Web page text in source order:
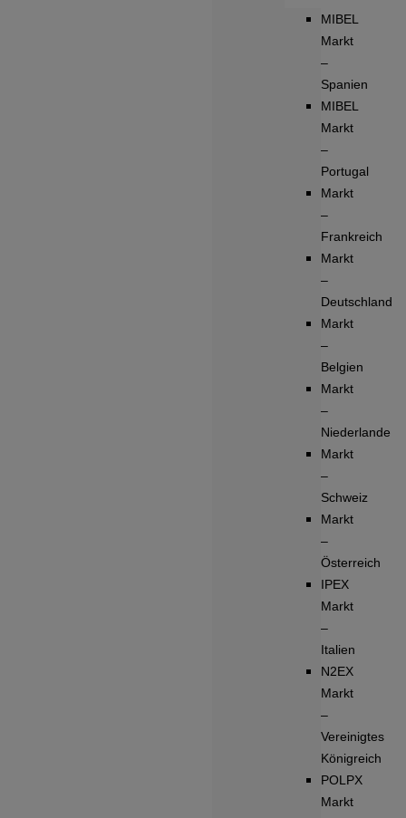
MIBEL
Markt
–
Spanien
MIBEL
Markt
–
Portugal
Markt
–
Frankreich
Markt
–
Deutschland
Markt
–
Belgien
Markt
–
Niederlande
Markt
–
Schweiz
Markt
–
Österreich
IPEX
Markt
–
Italien
N2EX
Markt
–
Vereinigtes
Königreich
POLPX
Markt